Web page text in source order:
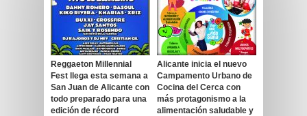
Reggaeton Millennial
Fest llega esta semana a
San Juan de Alicante con
todo preparado para una
edición de récord
Alicante inicia el nuevo
Campamento Urbano de
Cocina del Cerca con
más protagonismo a la
alimentación saludable y